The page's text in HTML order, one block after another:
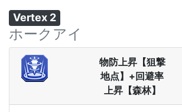
Vertex 2
ホークアイ
物防上昇【狙撃
地点】+回避率
上昇【森林】